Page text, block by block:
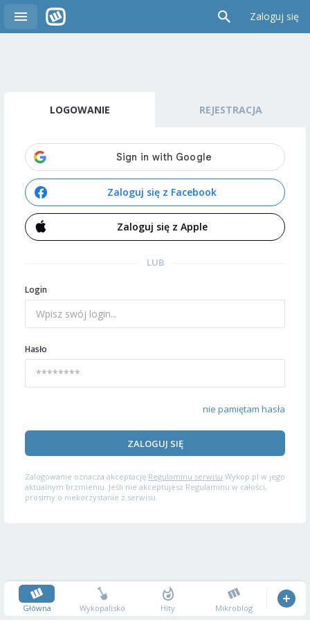
Zaloguj się
LOGOWANIE REJESTRACJA
Zaloguj się z Facebook
Zaloguj się z Apple
LUB
Login
Hasło
nie pamiętam hasła
ZALOGUJ SIĘ
Zalogowanie oznacza akceptację Regulaminu serwisu Wykop.pl w jego
aktualnym brzmieniu. Jeśli nie akceptujesz Regulaminu w całości,
prosimy o niekorzystanie z serwisu.
Główna Wykopalisko Hity Mikroblog